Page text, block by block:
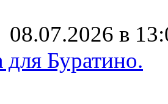
08.07.2026 в
для Буратино.